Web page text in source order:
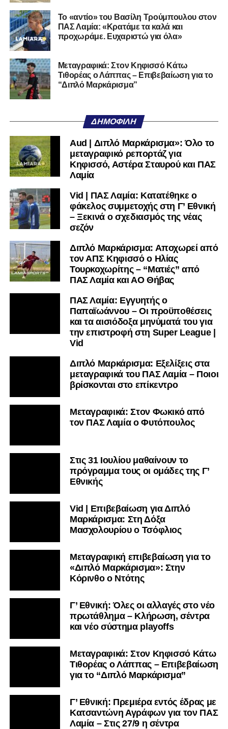
όνομα, έχει τη βάση. Αυτό που δεν έχει και πρέπει να
ξαναβρεί είναι αυτοπεποίθηση. Όχι αλαζονεία.
Αυτοπεποίθηση.
Αν η Λαμία συνεχίσει να μικραίνει τον εαυτό της, δεν θα
χρειαστεί κανείς άλλος να το κάνει.
Όταν αποφασίσει να συνειδητοποιήσει ότι είναι
πολύ μικρή.
Ακολουθήστε το lamiara.grστοGoogle Newsγια να
μαθαίνετε πρώτοι τα κυανόλευκα νέα στην Ελλάδα και τον
υπόλοιπο κόσμο. Ακολουθήστε το lamiara.gr στο
μαθαίνετε σε χρόνο dt όλα τα νέα.
Το «αντίο» του Βασίλη Τρούμπουλου στον
ΠΑΣ Λαμία: «Κρατάμε τα καλά και
προχωράμε. Ευχαριστώ για όλα»
Μεταγραφικά: Στον Κηφισσό Κάτω
Τιθορέας ο Λάππας – Επιβεβαίωση για το
“Διπλό Μαρκάρισμα”
ΔΗΜΟΦΙΛΉ
Aud | Διπλό Μαρκάρισμα»: Όλο το
μεταγραφικό ρεπορτάζ για
Κηφισσό, Αστέρα Σταυρού και ΠΑΣ
Λαμία
Vid | ΠΑΣ Λαμία: Κατατέθηκε ο
φάκελος συμμετοχής στη Γ’ Εθνική
– Ξεκινά ο σχεδιασμός της νέας
σεζόν
Διπλό Μαρκάρισμα: Αποχωρεί από
τον ΑΠΣ Κηφισσό ο Ηλίας
Τουρκοχωρίτης – “Ματιές” από
ΠΑΣ Λαμία και ΑΟ Θήβας
ΠΑΣ Λαμία: Εγγυητής ο
Παπαϊωάννου – Οι προϋποθέσεις
και τα αισιόδοξα μηνύματά του για
την επιστροφή στη Super League |
Vid
Διπλό Μαρκάρισμα: Εξελίξεις στα
μεταγραφικά του ΠΑΣ Λαμία – Ποιοι
βρίσκονται στο επίκεντρο
Μεταγραφικά: Στον Φωκικό από
τον ΠΑΣ Λαμία ο Φυτόπουλος
Στις 31 Ιουλίου μαθαίνουν το
πρόγραμμα τους οι ομάδες της Γ’
Εθνικής
Vid | Επιβεβαίωση για Διπλό
Μαρκάρισμα: Στη Δόξα
Μασχολουρίου ο Τσόφλιος
Μεταγραφική επιβεβαίωση για το
«Διπλό Μαρκάρισμα»: Στην
Κόρινθο ο Ντότης
Γ’ Εθνική: Όλες οι αλλαγές στο νέο
πρωτάθλημα – Κλήρωση, σέντρα
και νέο σύστημα playoffs
Μεταγραφικά: Στον Κηφισσό Κάτω
Τιθορέας ο Λάππας – Επιβεβαίωση
για το “Διπλό Μαρκάρισμα”
Γ’ Εθνική: Πρεμιέρα εντός έδρας με
Κατσαντώνη Αγράφων για τον ΠΑΣ
Λαμία – Στις 27/9 η σέντρα